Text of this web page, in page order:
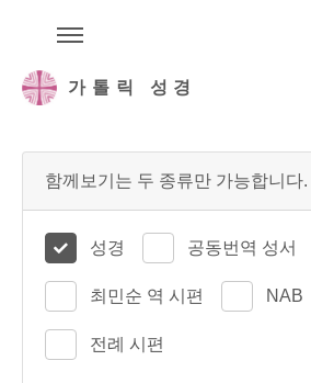
가톨릭 성경
함께보기는 두 종류만 가능합니다.
성경 공동번역 성서
최민순 역 시편 NAB
전례 시편